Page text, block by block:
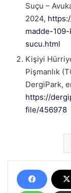
Suçu –
2024,
madde-
sucu.html
Kişiyi
Pişmanlık
DergiPark,
https://
file/456978